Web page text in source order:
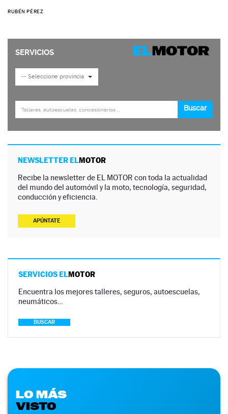
RUBÉN PÉREZ
NEWSLETTER ELMOTOR
Recibe la newsletter de EL MOTOR con toda la actualidad
del mundo del automóvil y la moto, tecnología, seguridad,
conducción y eficiencia.
APÚNTATE
SERVICIOS ELMOTOR
Encuentra los mejores talleres, seguros, autoescuelas,
neumáticos…
BUSCAR
LO MÁS
VISTO